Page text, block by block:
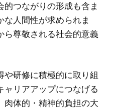
つながりの形成も含ま
人間性が求められま
ら尊敬される社会的意義
や研修に積極的に取り組
ャリアアップにつなげる
肉体的・精神的負担の大